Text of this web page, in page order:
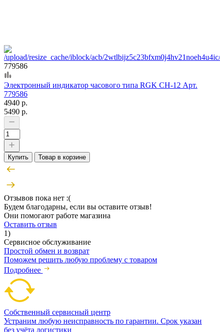
779586
Электронный индикатор часового типа RGK CH-12 Арт.
779586
4940 р.
5490 р.
Купить Товар в корзине
Отзывов пока нет :(
Будем благодарны, если вы оставите отзыв!
Они помогают работе магазина
Оставить отзыв
1)
Сервисное обслуживание
Простой обмен и возврат
Поможем решить любую проблему с товаром
Подробнее
Собственный сервисный центр
Устраним любую неисправность по гарантии. Срок указан
без учёта логистики